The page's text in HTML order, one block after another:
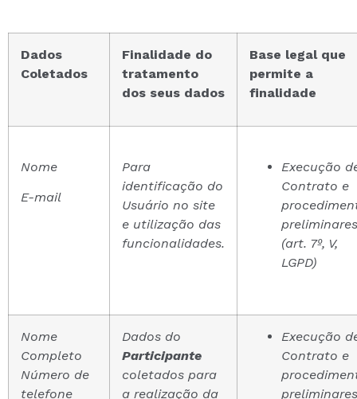
Dados
Coletados
Finalidade do
tratamento
dos seus dados
Base legal que
permite a
finalidade
Nome
E-mail
Para
identificação do
Usuário no site
e utilização das
funcionalidades.
Execução
Contrato e
preliminares
(art. 7º, V,
LGPD)
Nome
Completo
Número de
telefone
Dados do
Participante
coletados para
a realização da
Execução
Contrato e
preliminares